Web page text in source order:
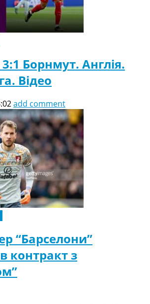
Борнмут. Англія.
Відео
add comment
“Барселони”
контракт з